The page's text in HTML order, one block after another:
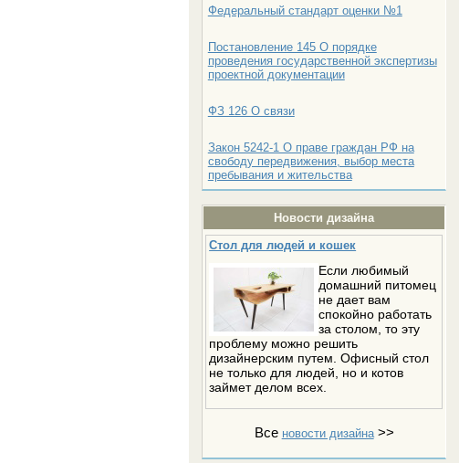
Федеральный стандарт оценки №1
Постановление 145 О порядке
проведения государственной экспертизы
проектной документации
ФЗ 126 О связи
Закон 5242-1 О праве граждан РФ на
свободу передвижения, выбор места
пребывания и жительства
Новости дизайна
Стол для людей и кошек
Если любимый
домашний питомец
не дает вам
спокойно работать
за столом, то эту
проблему можно решить
дизайнерским путем. Офисный стол
не только для людей, но и котов
займет делом всех.
Все новости дизайна>>